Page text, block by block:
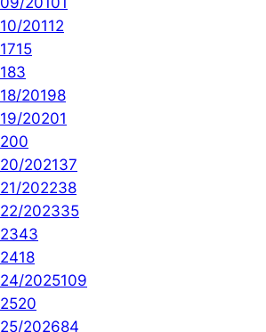
20112
15
3
20198
20201
0
202137
202238
202335
43
18
2025109
20
202684